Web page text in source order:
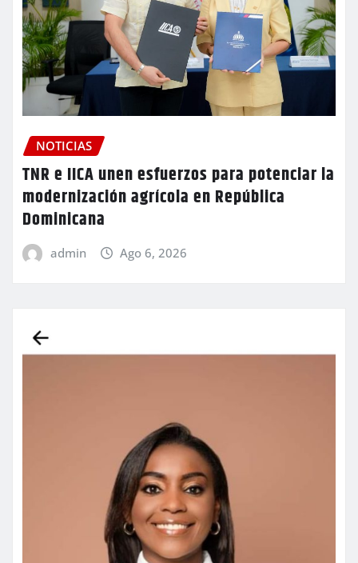
NOTICIAS
TNR e IICA unen esfuerzos para potenciar la
modernización agrícola en República
Dominicana
admin Ago 6, 2026